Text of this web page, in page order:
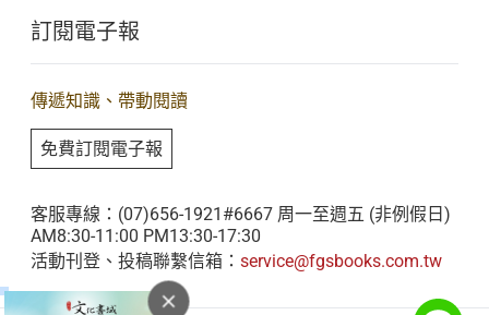
大量團購
查詢訂單
佛光山全球資訊網
人間衛視
訂閱電子報
傳遞知識、帶動閱讀
免費訂閱電子報
客服專線：(07)656-1921#6667 周一至週五 (非例假日)
AM8:30-11:00 PM13:30-17:30
活動刊登、投稿聯繫信箱： service@fgsbooks.com.tw